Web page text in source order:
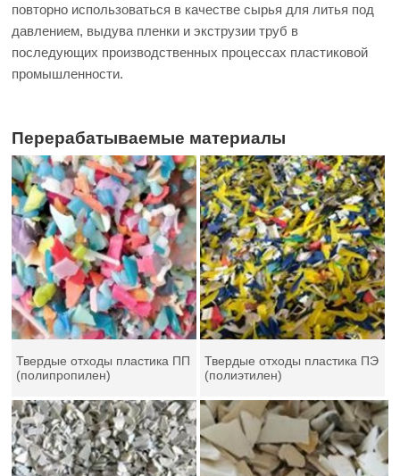
повторно использоваться в качестве сырья для литья под
давлением, выдува пленки и экструзии труб в
последующих производственных процессах пластиковой
промышленности.
Перерабатываемые материалы
Твердые отходы пластика ПП
(полипропилен)
Твердые отходы пластика ПЭ
(полиэтилен)